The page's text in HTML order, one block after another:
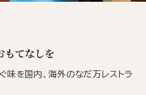
もてなしを
を国内、海外のなだ万レストラ